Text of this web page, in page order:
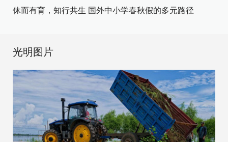
休而有育，知行共生 国外中小学春秋假的多元路径
光明图片